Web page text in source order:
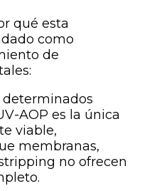
qué esta
como
de
determinados
AOP es la única
viable,
membranas,
no ofrecen